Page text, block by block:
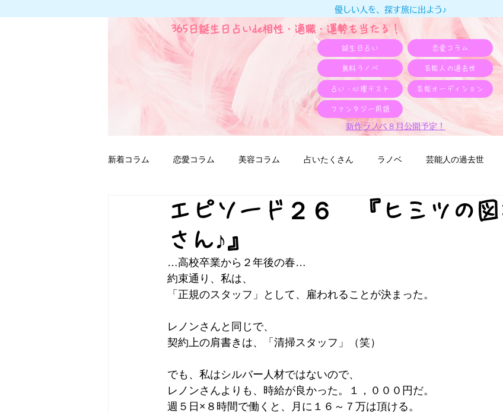
365日誕生日占いde相性・適職・​運勢も当たる！
優しい人を、探す旅に出よう♪
誕生日占い 恋愛コラム
無料ラノベ 芸能人の過去世
占い・心理テスト 芸能オーディション
ファンタジー用語
新作ラノベ８月公開予定！
新着コラム 恋愛コラム 美容コラム 占いたくさん ラノベ 芸能人の過去世
ファンタジー用語エピソード２６ 『ヒミツの
さん♪』
…高校卒業から２年後の春…
約束通り、私は、
「正規のスタッフ」として、雇われることが決まった。
レノンさんと同じで、
契約上の肩書きは、「清掃スタッフ」（笑）
でも、私はシルバー人材ではないので、
レノンさんよりも、時給が良かった。１，０００円だ。
週５日×８時間で働くと、月に１６～７万は頂ける。